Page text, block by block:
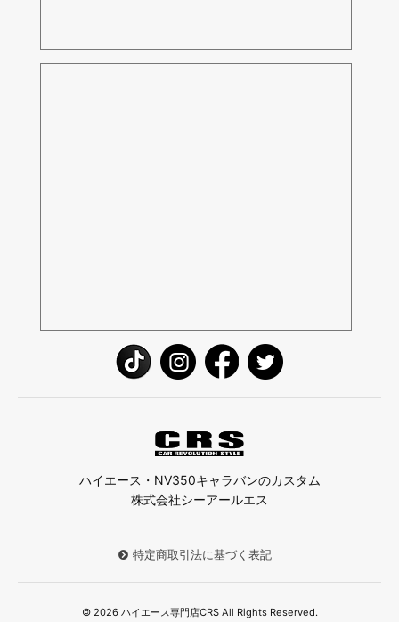
ハイエース・NV350キャラバンのカスタム
株式会社シーアールエス
特定商取引法に基づく表記
© 2026 ハイエース専門店CRS All Rights Reserved.